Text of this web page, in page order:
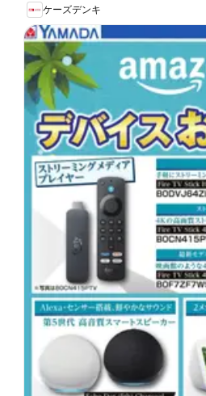
ケーズデンキ